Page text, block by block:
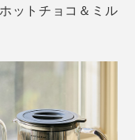
ットチョコ＆ミル